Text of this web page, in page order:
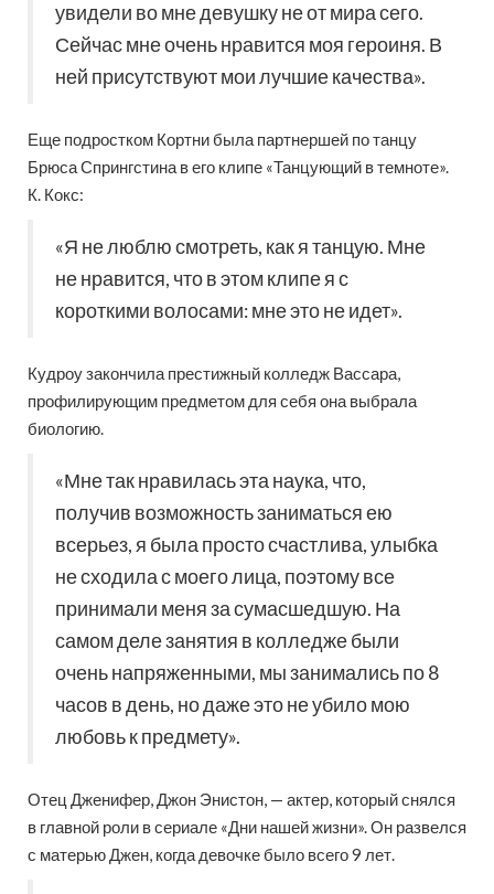
увидели во мне девушку не от мира сего.
Сейчас мне очень нравится моя героиня. В
ней присутствуют мои лучшие качества».
Еще подростком Кортни была партнершей по танцу
Брюса Спрингстина в его клипе «Танцующий в темноте».
К. Кокс:
«Я не люблю смотреть, как я танцую. Мне
не нравится, что в этом клипе я с
короткими волосами: мне это не идет».
Кудроу закончила престижный колледж Вассара,
профилирующим предметом для себя она выбрала
биологию.
«Мне так нравилась эта наука, что,
получив возможность заниматься ею
всерьез, я была просто счастлива, улыбка
не сходила с моего лица, поэтому все
принимали меня за сумасшедшую. На
самом деле занятия в колледже были
очень напряженными, мы занимались по 8
часов в день, но даже это не убило мою
любовь к предмету».
Отец Дженифер, Джон Энистон, — актер, который снялся
в главной роли в сериале «Дни нашей жизни». Он развелся
с матерью Джен, когда девочке было всего 9 лет.